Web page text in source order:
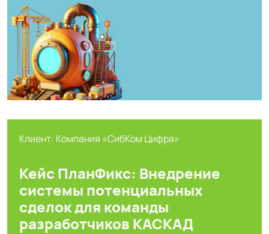
Клиент: Компания «СибКом Цифра»
Кейс ПланФикс: Внедрение
системы потенциальных
сделок для команды
разработчиков КАСКАД